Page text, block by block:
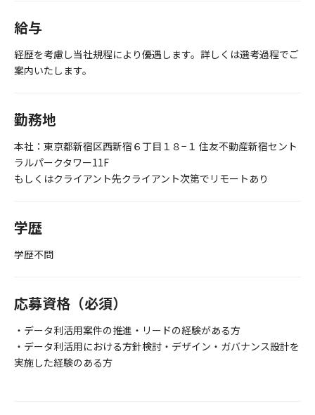
給与
経歴を考慮し当社規程により優遇します。詳しくは選考過程でご
案内いたします。
勤務地
本社：東京都新宿区西新宿６丁目１８−１ 住友不動産新宿セント
ラルパークタワー11F
もしくはクライアント先クライアント次第でリモートあり
学歴
学歴不問
応募資格（必須）
・データ利活用案件の推進・リードの経験がある方
・データ利活用における方針検討・デザイン・ガバナンス設計を
実施した経験のある方